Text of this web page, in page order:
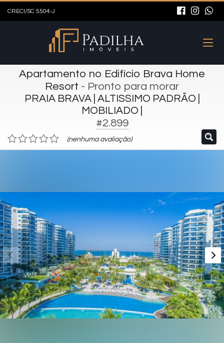
CRECI/SC 5504-J
Apartamento no Edifício Brava Home
Resort - Pronto para morar
PRAIA BRAVA | ALTISSIMO PADRÃO |
MOBILIADO |
#2.899
(nenhuma avaliação)